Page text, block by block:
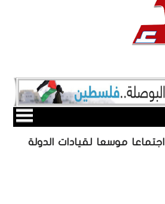
موسعا لقيادات الدولة